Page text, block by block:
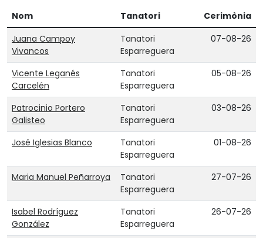
Nom Tanatori
Cerimònia
Juana Campoy
Vivancos
Tanatori
Esparreguera
07-08-26
Vicente Leganés
Carcelén
Tanatori
Esparreguera
05-08-26
Patrocinio Portero
Galisteo
Tanatori
Esparreguera
03-08-26
José Iglesias Blanco
Tanatori
Esparreguera
01-08-26
Maria Manuel Peñarroya
Tanatori
Esparreguera
27-07-26
Isabel Rodríguez
González
Tanatori
Esparreguera
26-07-26